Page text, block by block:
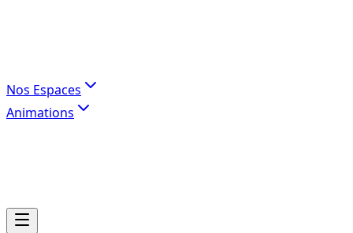
Nos Espaces
Animations